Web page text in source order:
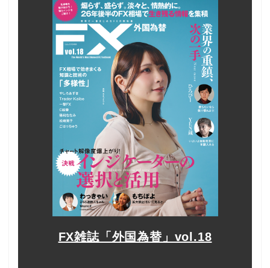
FX雑誌「外国為替」vol.18